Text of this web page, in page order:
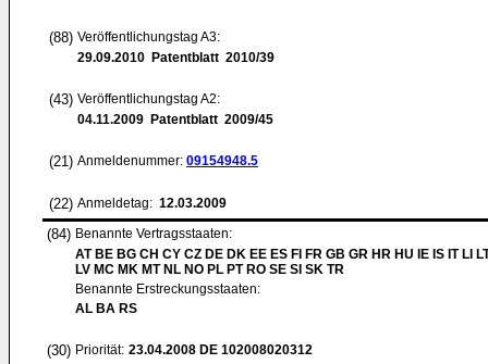
(88) Veröffentlichungstag A3:
29.09.2010 Patentblatt 2010/39
(43) Veröffentlichungstag A2:
04.11.2009 Patentblatt 2009/45
(21) Anmeldenummer: 09154948.5
(22) Anmeldetag: 12.03.2009
(84) Benannte Vertragsstaaten:
AT BE BG CH CY CZ DE DK EE ES FI FR GB GR HR HU IE IS IT LI
LV MC MK MT NL NO PL PT RO SE SI SK TR
Benannte Erstreckungsstaaten:
AL BA RS
(30) Priorität: 23.04.2008 DE 102008020312